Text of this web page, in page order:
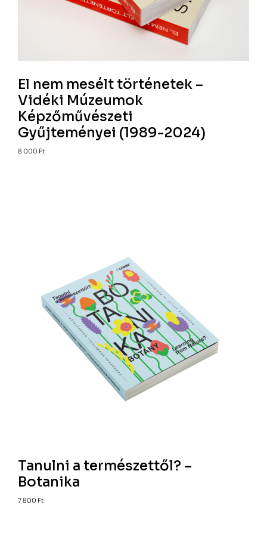
El nem mesélt történetek –
Vidéki Múzeumok
Képzőművészeti
Gyűjteményei (1989-2024)
8 000 Ft
Tanulni a természettől? –
Botanika
7 800 Ft